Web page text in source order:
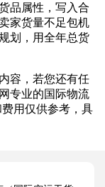
品属性，写入合
家货量不足包机
划，用全年总货
容，若您还有任
专业的国际物流
用仅供参考，具